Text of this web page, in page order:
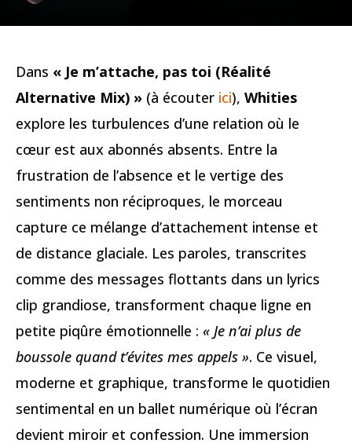
Dans « Je m’attache, pas toi (Réalité
Alternative Mix) » (à écouter ici), Whities
explore les turbulences d’une relation où le
cœur est aux abonnés absents. Entre la
frustration de l’absence et le vertige des
sentiments non réciproques, le morceau
capture ce mélange d’attachement intense et
de distance glaciale. Les paroles, transcrites
comme des messages flottants dans un lyrics
clip grandiose, transforment chaque ligne en
petite piqûre émotionnelle : « Je n’ai plus de
boussole quand t’évites mes appels ». Ce visuel,
moderne et graphique, transforme le quotidien
sentimental en un ballet numérique où l’écran
devient miroir et confession. Une immersion